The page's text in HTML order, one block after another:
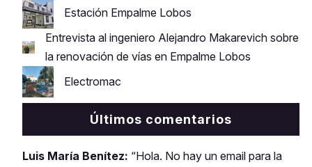
Estación Empalme Lobos
Entrevista al ingeniero Alejandro Makarevich sobre
la renovación de vías en Empalme Lobos
Electromac
Últimos comentarios
Luis María Benítez: “Hola. No hay un email para la